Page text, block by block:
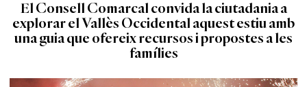
El Consell Comarcal convida la ciutadania a
explorar el Vallès Occidental aquest estiu amb
una guia que ofereix recursos i propostes a les
famílies